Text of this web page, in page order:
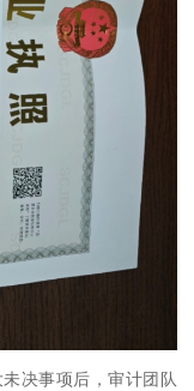
决事项后，审计团队